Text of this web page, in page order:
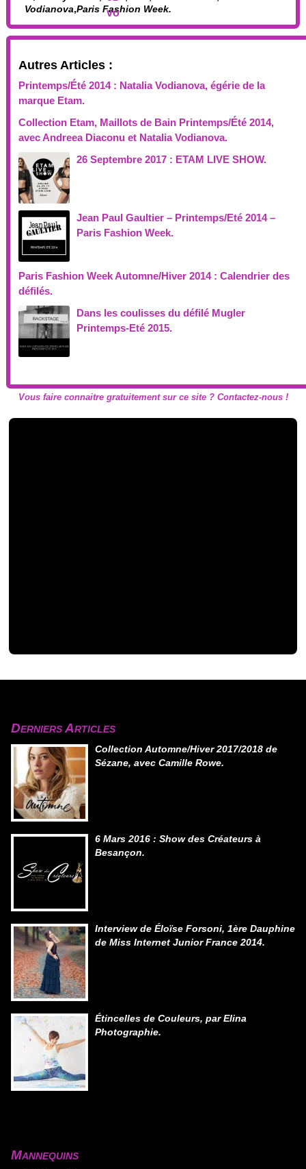
Vodianova,Paris Fashion Week.
Autres Articles :
Printemps/Été 2014 : Natalia Vodianova, égérie de la
marque Etam.
Collection Etam, Maillots de Bain Printemps/Été 2014,
avec Andreea Diaconu et Natalia Vodianova.
26 Septembre 2017 : ETAM LIVE SHOW.
Jean Paul Gaultier – Printemps/Eté 2014 –
Paris Fashion Week.
Paris Fashion Week Automne/Hiver 2014 : Calendrier des
défilés.
Dans les coulisses du défilé Mugler
Printemps-Eté 2015.
Vous faire connaitre gratuitement sur ce site ? Contactez-nous !
Derniers Articles
Collection Automne/Hiver 2017/2018 de
Sézane, avec Camille Rowe.
6 Mars 2016 : Show des Créateurs à
Besançon.
Interview de Éloïse Forsoni, 1ère Dauphine
de Miss Internet Junior France 2014.
Étincelles de Couleurs, par Elina
Photographie.
Mannequins